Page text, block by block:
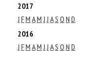
2017
J FM AM J J AS O N D
2016
J FM AM J J AS O N D